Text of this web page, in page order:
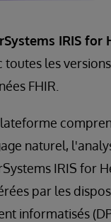
IRIS for
toutes les
FHIR.
naturel,
IRIS for
par les
informatisés